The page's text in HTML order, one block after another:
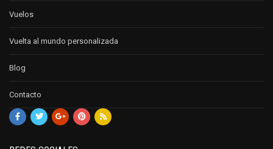
Vuelos
Vuelta al mundo personalizada
Blog
Contacto